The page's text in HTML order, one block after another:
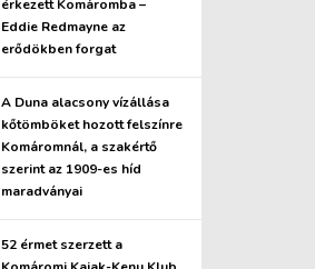
érkezett Komáromba –
Eddie Redmayne az
erődökben forgat
A Duna alacsony vízállása
kőtömböket hozott felszínre
Komáromnál, a szakértő
szerint az 1909-es híd
maradványai
52 érmet szerzett a